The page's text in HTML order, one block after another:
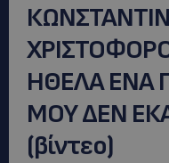
ΗΘΕΛΑ ΕΝΑ
ΜΟΥ ΔΕΝ
(βίντεο)